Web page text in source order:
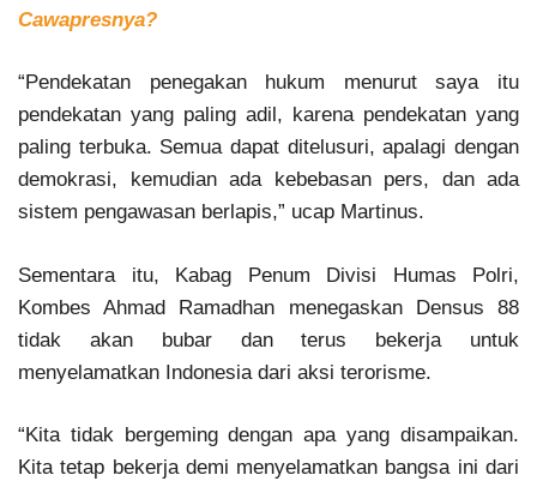
Cawapresnya?
“Pendekatan penegakan hukum menurut saya itu
pendekatan yang paling adil, karena pendekatan yang
paling terbuka. Semua dapat ditelusuri, apalagi dengan
demokrasi, kemudian ada kebebasan pers, dan ada
sistem pengawasan berlapis,” ucap Martinus.
Sementara itu, Kabag Penum Divisi Humas Polri,
Kombes Ahmad Ramadhan menegaskan Densus 88
tidak akan bubar dan terus bekerja untuk
menyelamatkan Indonesia dari aksi terorisme.
“Kita tidak bergeming dengan apa yang disampaikan.
Kita tetap bekerja demi menyelamatkan bangsa ini dari